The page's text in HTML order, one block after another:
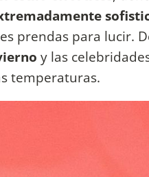
prendas para lucir.
y las
temperaturas.